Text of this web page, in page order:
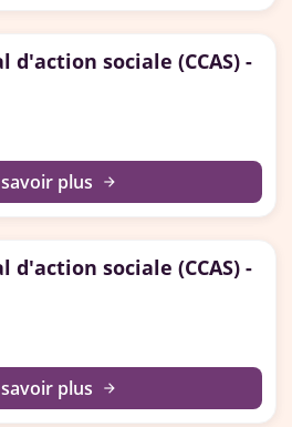
d'action sociale (CCAS) -
plus arrow_forward
d'action sociale (CCAS) -
plus arrow_forward